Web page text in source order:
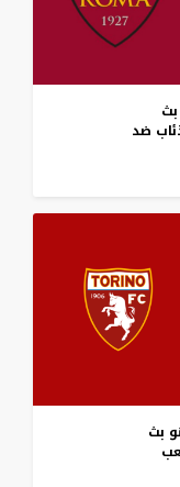
بث
ضد
بث